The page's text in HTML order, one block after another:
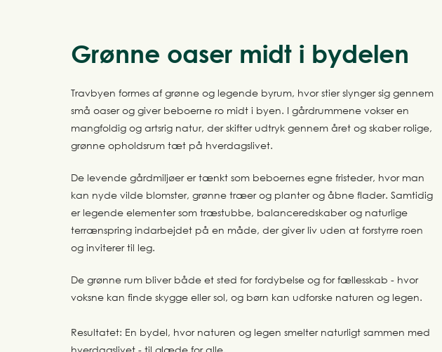
Grønne oaser midt i bydelen
Travbyen formes af grønne og legende byrum, hvor stier slynger sig gennem
små oaser og giver beboerne ro midt i byen. I gårdrummene vokser en
mangfoldig og artsrig natur, der skifter udtryk gennem året og skaber rolige,
grønne opholdsrum tæt på hverdagslivet.
De levende gårdmiljøer er tænkt som beboernes egne fristeder, hvor man
kan nyde vilde blomster, grønne træer og planter og åbne flader. Samtidig
er legende elementer som træstubbe, balanceredskaber og naturlige
terrænspring indarbejdet på en måde, der giver liv uden at forstyrre roen
og inviterer til leg.
De grønne rum bliver både et sted for fordybelse og for fællesskab - hvor
voksne kan finde skygge eller sol, og børn kan udforske naturen og legen.
Resultatet: En bydel, hvor naturen og legen smelter naturligt sammen med